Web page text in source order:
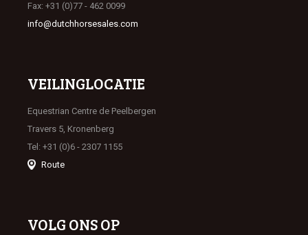
Fax: +31 (0)77 - 462 0099
info@dutchhorsesales.com
VEILINGLOCATIE
Equestrian Centre de Peelbergen
Travers 5, Kronenberg
Tel: +31 (0)6 - 2307 1155
Route
VOLG ONS OP